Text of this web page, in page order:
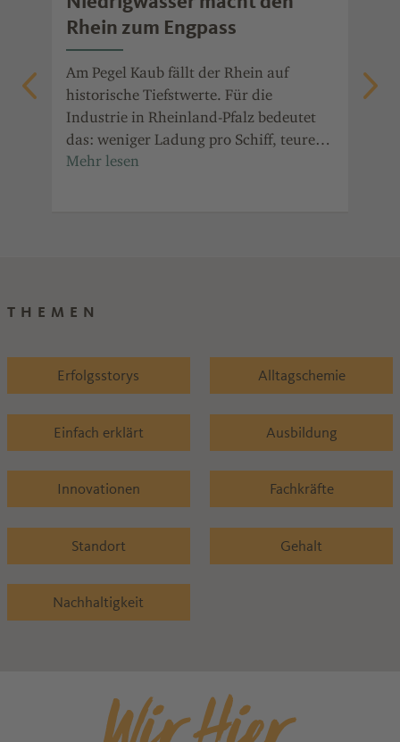
Rhein zum Engpass
Am Pegel Kaub fällt der Rhein auf
historische Tiefstwerte. Für die
Industrie in Rheinland-Pfalz bedeutet
das: weniger Ladung pro Schiff, teurere
Transporte und Ausweichrouten.
THEMEN
Erfolgsstorys Alltagschemie
Einfach erklärt Ausbildung
Innovationen Fachkräfte
Standort Gehalt
Nachhaltigkeit